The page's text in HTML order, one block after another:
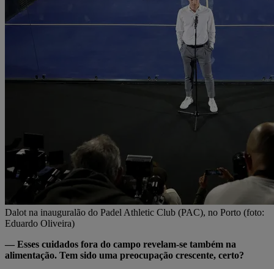
Dalot na inauguralão do Padel Athletic Club (PAC), no Porto (foto:
Eduardo Oliveira)
— Esses cuidados fora do campo revelam-se também na
alimentação. Tem sido uma preocupação crescente, certo?